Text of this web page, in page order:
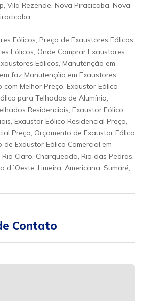
Vila Rezende, Nova Piracicaba, Nova
Eólicos, Preço de Exaustores Eólicos,
Eólicos, Onde Comprar Exaustores
Eólicos, Manutenção em
faz Manutenção em Exaustores
com Melhor Preço, Exaustor Eólico
para Telhados de Alumínio,
Residenciais, Exaustor Eólico
Exaustor Eólico Residencial Preço,
Preço, Orçamento de Exaustor Eólico
de Exaustor Eólico Comercial em
Claro, Charqueada, Rio das Pedras,
d´Oeste, Limeira, Americana, Sumaré,
Contato